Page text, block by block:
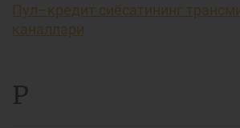
Пул–кредит сиёсатининг
каналлари
Р